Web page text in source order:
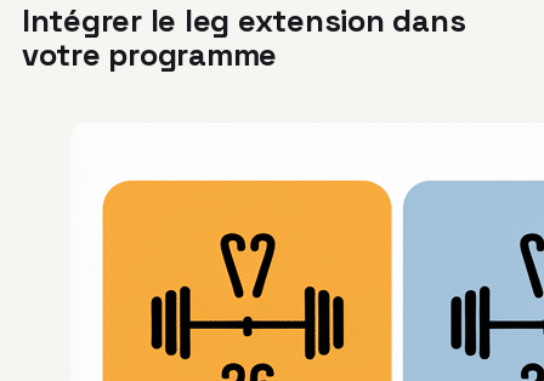
Intégrer le leg extension dans
votre programme